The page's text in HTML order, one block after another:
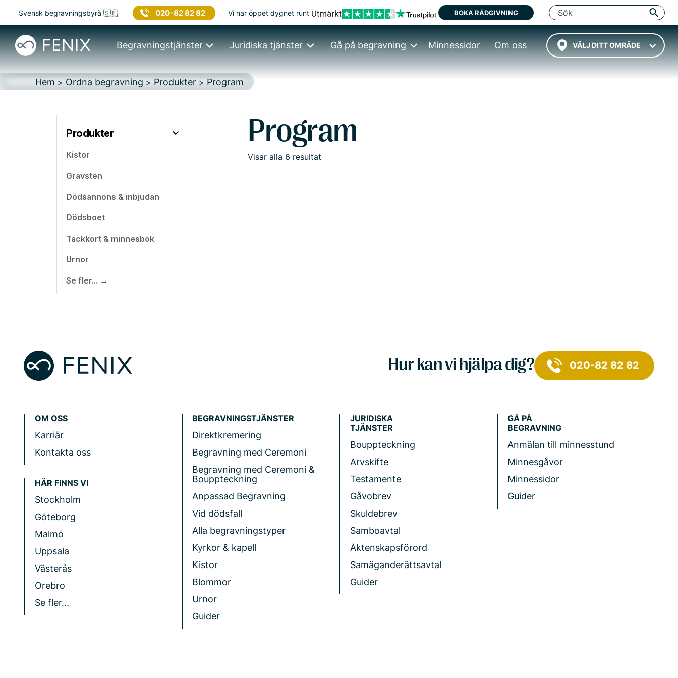
Svensk begravningsbyrå 🇸🇪 020-82 82 82 Vi har öppet dygnet runt BOKA RÅDGIVNING
VÄLJ DITT OMRÅDE
Begravningstjänster Juridiska tjänster Gå på begravning Minnessidor Om oss
Hem > Ordna begravning > Produkter > Program
Produkter
Kistor
Gravsten
Dödsannons & inbjudan
Dödsboet
Tackkort & minnesbok
Urnor
Se fler... →
Program
Visar alla 6 resultat
Hur kan vi hjälpa dig? 020-82 82 82
OM OSS
Karriär
Kontakta oss
HÄR FINNS VI
Stockholm
Göteborg
Malmö
Uppsala
Västerås
Örebro
Se fler...
BEGRAVNINGSTJÄNSTER
Direktkremering
Begravning med Ceremoni
Begravning med Ceremoni &
Bouppteckning
Anpassad Begravning
Vid dödsfall
Alla begravningstyper
Kyrkor & kapell
Kistor
Blommor
Urnor
Guider
JURIDISKA
TJÄNSTER
Bouppteckning
Arvskifte
Testamente
Gåvobrev
Skuldebrev
Samboavtal
Äktenskapsförord
Samäganderättsavtal
Guider
GÅ PÅ
BEGRAVNING
Anmälan till minnesstund
Minnesgåvor
Minnessidor
Guider